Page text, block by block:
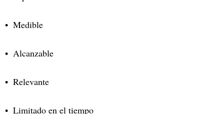
Medible
Alcanzable
Relevante
Limitado en el tiempo